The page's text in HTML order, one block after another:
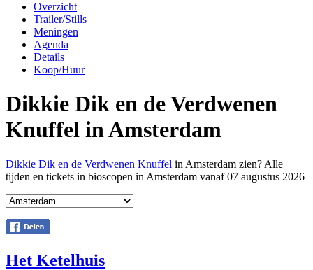
Overzicht
Trailer/Stills
Meningen
Agenda
Details
Koop/Huur
Dikkie Dik en de Verdwenen
Knuffel in Amsterdam
Dikkie Dik en de Verdwenen Knuffel in Amsterdam zien? Alle
tijden en tickets in bioscopen in Amsterdam vanaf 07 augustus 2026
Het Ketelhuis